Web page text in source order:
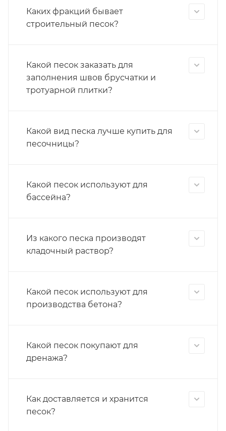
Каких фракций бывает
строительный песок?
Какой песок заказать для
заполнения швов брусчатки и
тротуарной плитки?
Какой вид песка лучше купить для
песочницы?
Какой песок используют для
бассейна?
Из какого песка производят
кладочный раствор?
Какой песок используют для
производства бетона?
Какой песок покупают для
дренажа?
Как доставляется и хранится
песок?